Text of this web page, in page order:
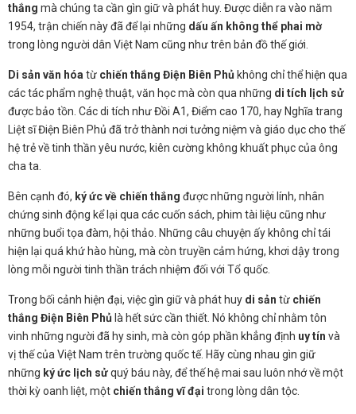
thắng mà chúng ta cần gìn giữ và phát huy. Được diễn ra vào năm
1954, trận chiến này đã để lại những dấu ấn không thể phai mờ
trong lòng người dân Việt Nam cũng như trên bản đồ thế giới.
Di sản văn hóa từ chiến thắng Điện Biên Phủ không chỉ thể hiện qua
các tác phẩm nghệ thuật, văn học mà còn qua những di tích lịch sử
được bảo tồn. Các di tích như Đồi A1, Điểm cao 170, hay Nghĩa trang
Liệt sĩ Điện Biên Phủ đã trở thành nơi tưởng niệm và giáo dục cho thế
hệ trẻ về tinh thần yêu nước, kiên cường không khuất phục của ông
cha ta.
Bên cạnh đó, ký ức về chiến thắng được những người lính, nhân
chứng sinh động kể lại qua các cuốn sách, phim tài liệu cũng như
những buổi tọa đàm, hội thảo. Những câu chuyện ấy không chỉ tái
hiện lại quá khứ hào hùng, mà còn truyền cảm hứng, khơi dậy trong
lòng mỗi người tinh thần trách nhiệm đối với Tổ quốc.
Trong bối cảnh hiện đại, việc gìn giữ và phát huy di sản từ chiến
thắng Điện Biên Phủ là hết sức cần thiết. Nó không chỉ nhằm tôn
vinh những người đã hy sinh, mà còn góp phần khẳng định uy tín và
vị thế của Việt Nam trên trường quốc tế. Hãy cùng nhau gìn giữ
những ký ức lịch sửquý báu này, để thế hệ mai sau luôn nhớ về một
thời kỳ oanh liệt, một chiến thắng vĩ đại trong lòng dân tộc.